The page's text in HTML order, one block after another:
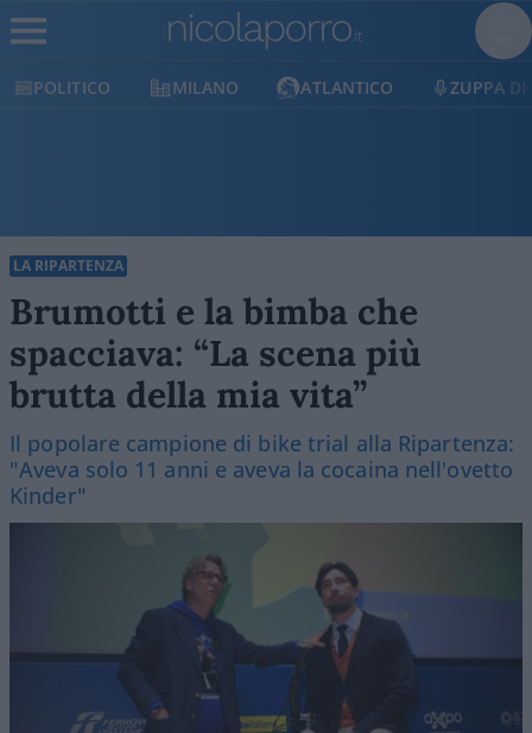
POLITICO MILANO ATLANTICO ZUPPA DI
LA RIPARTENZA
Brumotti e la bimba che
spacciava: “La scena più
brutta della mia vita”
Il popolare campione di bike trial alla Ripartenza:
"Aveva solo 11 anni e aveva la cocaina nell'ovetto
Kinder"